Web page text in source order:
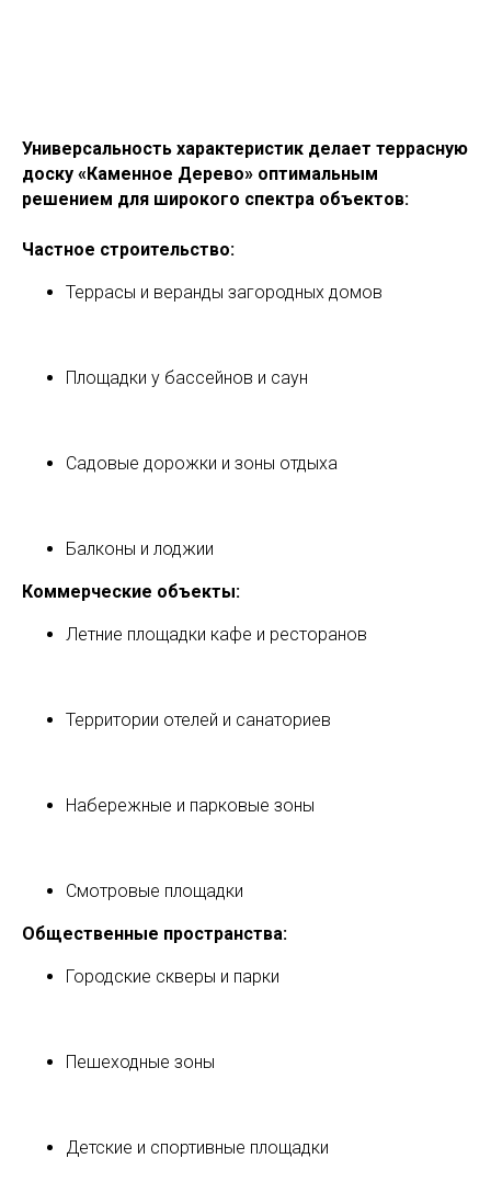
Универсальность характеристик делает террасную
доску «Каменное Дерево» оптимальным
решением для широкого спектра объектов:
Частное строительство:
Террасы и веранды загородных домов
Площадки у бассейнов и саун
Садовые дорожки и зоны отдыха
Балконы и лоджии
Коммерческие объекты:
Летние площадки кафе и ресторанов
Территории отелей и санаториев
Набережные и парковые зоны
Смотровые площадки
Общественные пространства:
Городские скверы и парки
Пешеходные зоны
Детские и спортивные площадки